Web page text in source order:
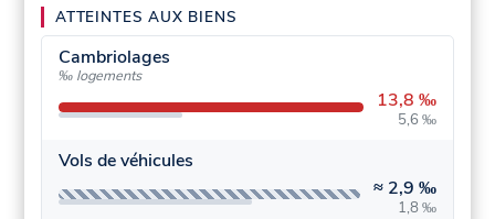
ATTEINTES AUX BIENS
Cambriolages
‰ logements
13,8 ‰
5,6 ‰
Vols de véhicules
≈ 2,9 ‰
1,8 ‰